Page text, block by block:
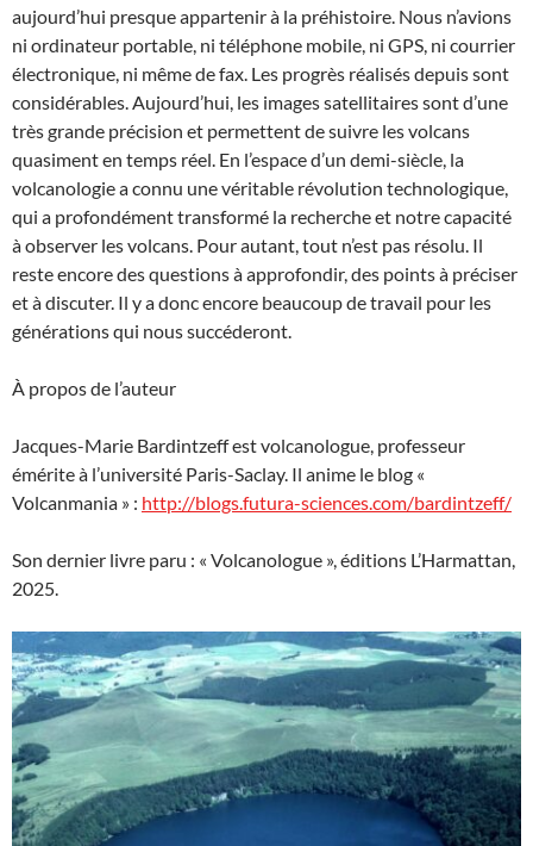
aujourd’hui presque appartenir à la préhistoire. Nous n’avions
ni ordinateur portable, ni téléphone mobile, ni GPS, ni courrier
électronique, ni même de fax. Les progrès réalisés depuis sont
considérables. Aujourd’hui, les images satellitaires sont d’une
très grande précision et permettent de suivre les volcans
quasiment en temps réel. En l’espace d’un demi-siècle, la
volcanologie a connu une véritable révolution technologique,
qui a profondément transformé la recherche et notre capacité
à observer les volcans. Pour autant, tout n’est pas résolu. Il
reste encore des questions à approfondir, des points à préciser
et à discuter. Il y a donc encore beaucoup de travail pour les
générations qui nous succéderont.
À propos de l’auteur
Jacques-Marie Bardintzeff est volcanologue, professeur
émérite à l’université Paris-Saclay. Il anime le blog «
Volcanmania » : http://blogs.futura-sciences.com/bardintzeff/
Son dernier livre paru : « Volcanologue », éditions L’Harmattan,
2025.